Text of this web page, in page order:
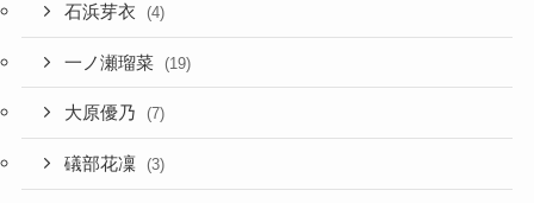
石浜芽衣 (4)
一ノ瀬瑠菜 (19)
大原優乃 (7)
礒部花凜 (3)